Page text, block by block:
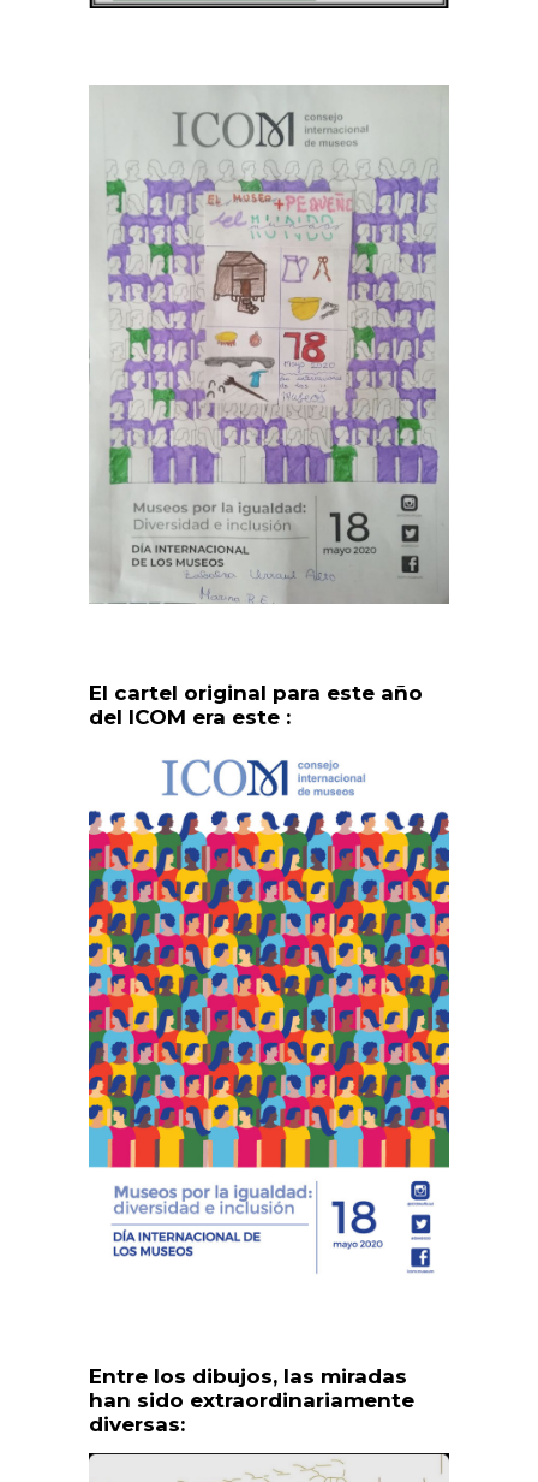
El cartel original para este año
del ICOM era este :
Entre los dibujos, las miradas
han sido extraordinariamente
diversas: